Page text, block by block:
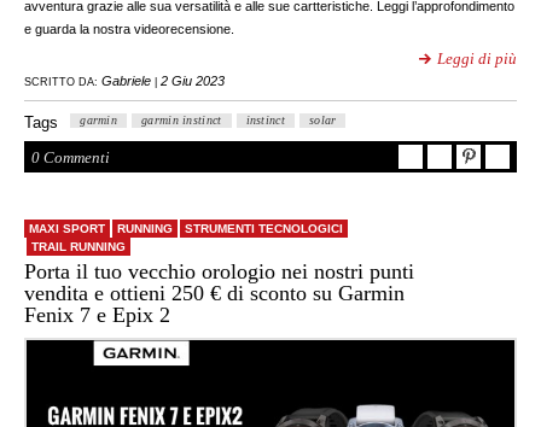
avventura grazie alle sua versatilità e alle sue cartteristiche. Leggi l’approfondimento
e guarda la nostra videorecensione.
Leggi di più
SCRITTO DA: Gabriele 2 Giu 2023
Tags garmin garmin instinct instinct solar
0 Commenti
MAXI SPORT RUNNING
STRUMENTI TECNOLOGICI
TRAIL RUNNING
Porta il tuo vecchio orologio nei nostri punti
vendita e ottieni 250 € di sconto su Garmin
Fenix 7 e Epix 2